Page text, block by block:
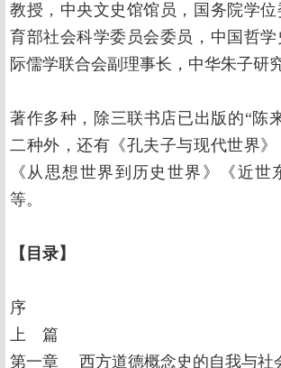
教授，中央文史馆馆员，国务院学
育部社会科学委员会委员，中国哲学
际儒学联合会副理事长，中华朱子研
著作多种，除三联书店已出版的“陈
二种外，还有《孔夫子与现代世界》
《从思想世界到历史世界》《近世
等。
【目录】
序
上 篇
第一章 西方道德概念史的自我与社